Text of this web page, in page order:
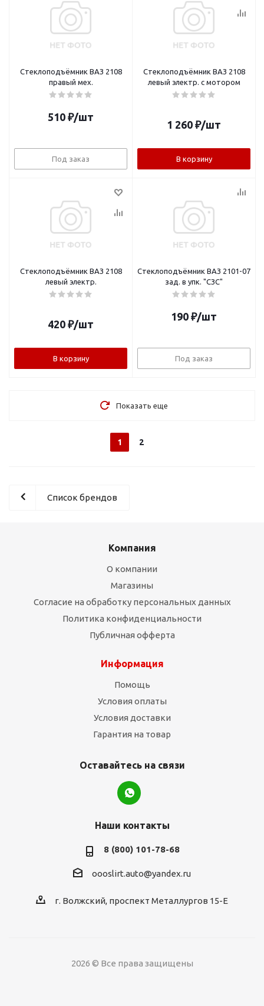
Стеклоподъёмник ВАЗ 2108
правый мех.
510 ₽/шт
Под заказ
Стеклоподъёмник ВАЗ 2108
левый электр. с мотором
1 260 ₽/шт
В корзину
Стеклоподъёмник ВАЗ 2108
левый электр.
420 ₽/шт
В корзину
Стеклоподъёмник ВАЗ 2101-07
зад. в упк. "СЗС"
190 ₽/шт
Под заказ
Показать еще
1 2
Список брендов
Компания
О компании
Магазины
Согласие на обработку персональных данных
Политика конфиденциальности
Публичная офферта
Информация
Помощь
Условия оплаты
Условия доставки
Гарантия на товар
Оставайтесь на связи
Наши контакты
8 (800) 101-78-68
oooslirt.auto@yandex.ru
г. Волжский, проспект Металлургов 15-Е
2026 © Все права защищены